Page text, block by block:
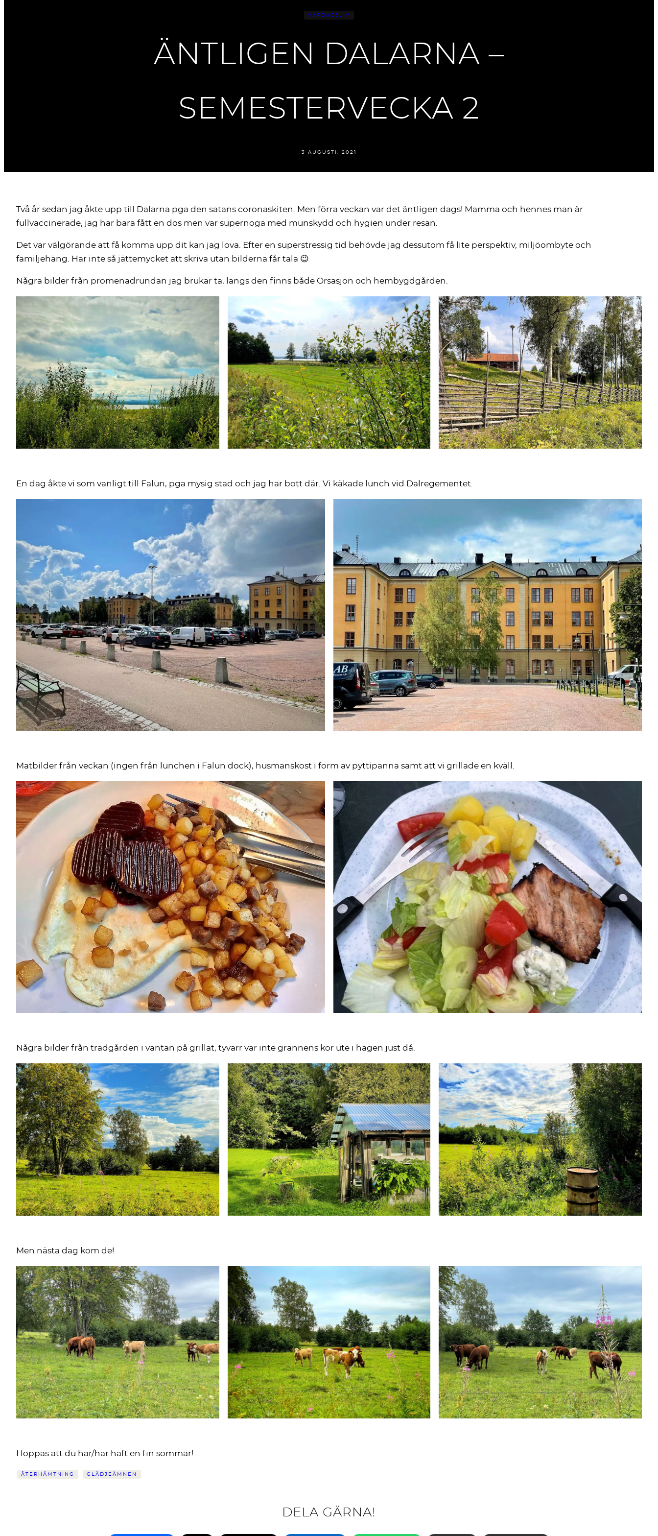
VARDAGSLIV
ÄNTLIGEN DALARNA –
SEMESTERVECKA 2
3 AUGUSTI, 2021
Två år sedan jag åkte upp till Dalarna pga den satans coronaskiten. Men förra veckan var det äntligen dags! Mamma och hennes man är
fullvaccinerade, jag har bara fått en dos men var supernoga med munskydd och hygien under resan.
Det var välgörande att få komma upp dit kan jag lova. Efter en superstressig tid behövde jag dessutom få lite perspektiv, miljöombyte och
familjehäng. Har inte så jättemycket att skriva utan bilderna får tala 😉
Några bilder från promenadrundan jag brukar ta, längs den finns både Orsasjön och hembygdgården.
En dag åkte vi som vanligt till Falun, pga mysig stad och jag har bott där. Vi käkade lunch vid Dalregementet.
Matbilder från veckan (ingen från lunchen i Falun dock), husmanskost i form av pyttipanna samt att vi grillade en kväll.
Några bilder från trädgården i väntan på grillat, tyvärr var inte grannens kor ute i hagen just då.
Men nästa dag kom de!
Hoppas att du har/har haft en fin sommar!
ÅTERHÄMTNING GLÄDJEÄMNEN
DELA GÄRNA!